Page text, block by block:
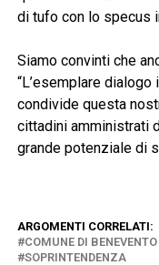
di tufo con lo specus
Siamo convinti che
“L’esemplare
condivide questa
cittadini amministrati
grande potenziale di
ARGOMENTI CORRELATI:
COMUNE DI BENEVENTO
SOPRINTENDENZA